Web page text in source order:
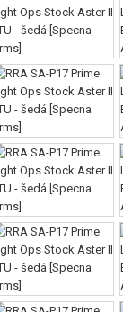
POPRUHY
NOŽE